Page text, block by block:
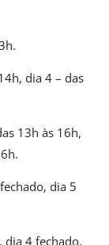
dia 4 – das
13h às 16h,
dia 5
dia 4 fechado,